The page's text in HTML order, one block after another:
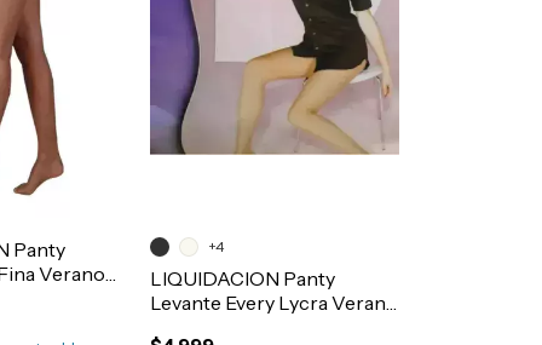
Panty
Verano
LIQUIDACION Panty
Levante Every Lycra Verano
+4